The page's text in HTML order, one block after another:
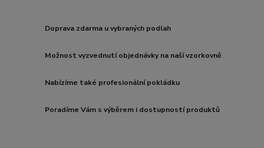
Doprava zdarma u vybraných podlah
Možnost vyzvednutí objednávky na naší vzorkovně
Nabízíme také profesionální pokládku
Poradíme Vám s výběrem i dostupností produktů